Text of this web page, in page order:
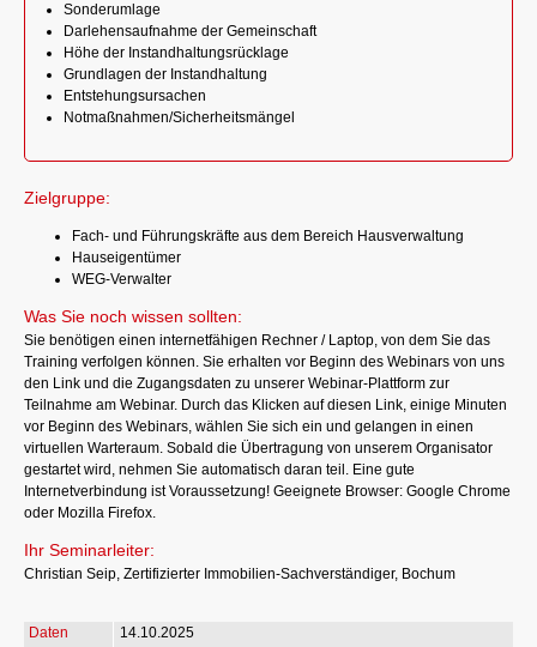
Sonderumlage
Darlehensaufnahme der Gemeinschaft
Höhe der Instandhaltungsrücklage
Grundlagen der Instandhaltung
Entstehungsursachen
Notmaßnahmen/Sicherheitsmängel
Zielgruppe:
Fach- und Führungskräfte aus dem Bereich Hausverwaltung
Hauseigentümer
WEG-Verwalter
Was Sie noch wissen sollten:
Sie benötigen einen internetfähigen Rechner / Laptop, von dem Sie das
Training verfolgen können. Sie erhalten vor Beginn des Webinars von uns
den Link und die Zugangsdaten zu unserer Webinar-Plattform zur
Teilnahme am Webinar. Durch das Klicken auf diesen Link, einige Minuten
vor Beginn des Webinars, wählen Sie sich ein und gelangen in einen
virtuellen Warteraum. Sobald die Übertragung von unserem Organisator
gestartet wird, nehmen Sie automatisch daran teil. Eine gute
Internetverbindung ist Voraussetzung! Geeignete Browser: Google Chrome
oder Mozilla Firefox.
Ihr Seminarleiter:
Christian Seip, Zertifizierter Immobilien-Sachverständiger, Bochum
14.10.2025